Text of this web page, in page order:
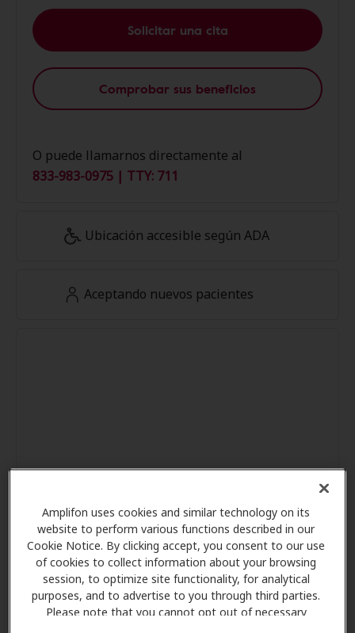
Amplifon uses cookies and similar technology on its
website to perform various functions described in our
Cookie Notice. By clicking accept, you consent to our use
of cookies to collect information about your browsing
session, to optimize site functionality, for analytical
purposes, and to advertise to you through third parties.
Please note that you cannot opt out of necessary
Solicitar una cita
Comprobar sus beneficios
O puede llamarnos directamente al
833-983-0975 | TTY: 711
Ubicación accesible según ADA
Aceptando nuevos pacientes